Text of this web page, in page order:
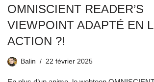
OMNISCIENT READER’S
VIEWPOINT ADAPTÉ EN
ACTION ?!
Balin 22 février 2025